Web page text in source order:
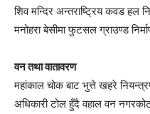
शिव मन्दिर अन्तराष्ट्रिय कवड हल
मनोहरा बेसीमा फुटसल ग्राउण्ड
वन तथा वातावरण
महांकाल चोक बाट भुत्ते खहरे
अधिकारी टोल हुँदै वहाल वन